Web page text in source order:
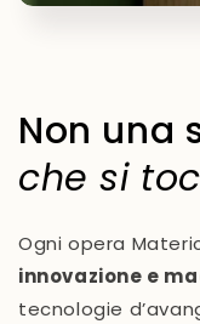
Non una
che si
Ogni opera
innovazione e
tecnologie